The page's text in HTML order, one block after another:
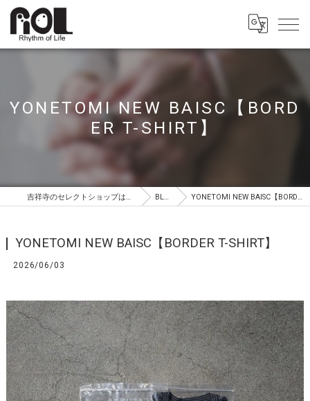
YONETOMI NEW BAISC【BORD
ER T-SHIRT】
吉祥寺のセレクトショップはROL（ロル） BLOG YONETOMI NEW BAISC【BORDER T-SHIRT】
YONETOMI NEW BAISC【BORDER T-SHIRT】
2026/06/03